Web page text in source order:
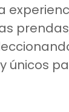
únicos